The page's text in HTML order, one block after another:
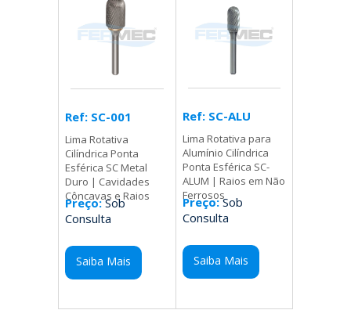
Ref: SC-001
Lima Rotativa
Cilíndrica Ponta
Esférica SC Metal
Duro | Cavidades
Côncavas e Raios
Preço:Sob
Consulta
Saiba Mais
Ref: SC-ALU
Lima Rotativa para
Alumínio Cilíndrica
Ponta Esférica SC-
ALUM | Raios em Não
Ferrosos
Preço:Sob
Consulta
Saiba Mais